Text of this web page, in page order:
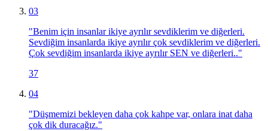
03
"Benim için insanlar ikiye ayrılır sevdiklerim ve diğerleri.
Sevdiğim insanlarda ikiye ayrılır çok sevdiklerim ve diğerleri.
Çok sevdiğim insanlarda ikiye ayrılır SEN ve diğerleri.."
37
04
"Düşmemizi bekleyen daha çok kahpe var, onlara inat daha
çok dik duracağız."